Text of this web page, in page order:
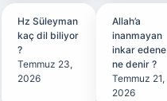
Hz Süleyman
kaç dil biliyor
?
Temmuz 23,
2026
Allah’a
inanmayan
inkar edene
ne denir ?
Temmuz 21,
2026